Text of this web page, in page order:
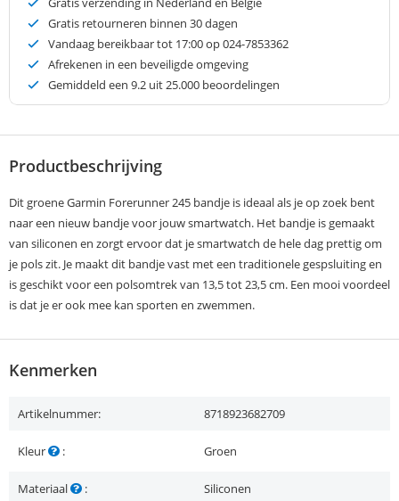
Gratis retourneren binnen 30 dagen
Vandaag bereikbaar tot 17:00 op 024-7853362
Afrekenen in een beveiligde omgeving
Gemiddeld een 9.2 uit 25.000 beoordelingen
Productbeschrijving
Dit groene Garmin Forerunner 245 bandje is ideaal als je op zoek bent
naar een nieuw bandje voor jouw smartwatch. Het bandje is gemaakt
van siliconen en zorgt ervoor dat je smartwatch de hele dag prettig om
je pols zit. Je maakt dit bandje vast met een traditionele gespsluiting en
is geschikt voor een polsomtrek van 13,5 tot 23,5 cm. Een mooi voordeel
is dat je er ook mee kan sporten en zwemmen.
Kenmerken
Artikelnummer: 8718923682709
Kleur : Groen
Materiaal : Siliconen